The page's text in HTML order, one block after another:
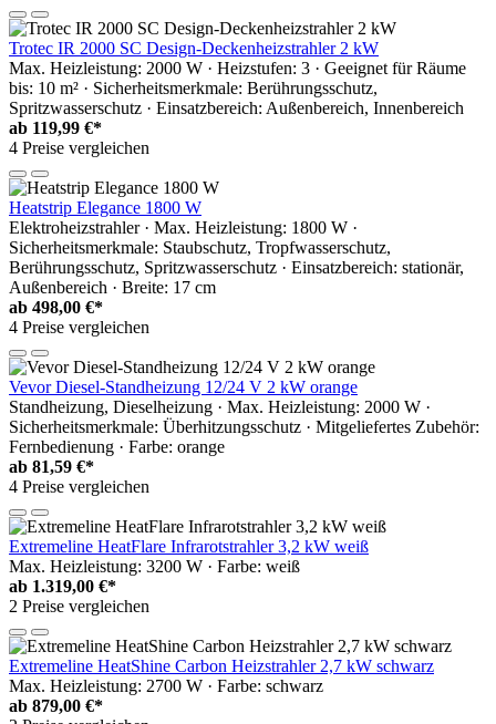
Trotec IR 2000 SC Design-Deckenheizstrahler 2 kW
Max. Heizleistung: 2000 W · Heizstufen: 3 · Geeignet für Räume
bis: 10 m² · Sicherheitsmerkmale: Berührungsschutz,
Spritzwasserschutz · Einsatzbereich: Außenbereich, Innenbereich
ab 119,99 €*
4 Preise vergleichen
Heatstrip Elegance 1800 W
Elektroheizstrahler · Max. Heizleistung: 1800 W ·
Sicherheitsmerkmale: Staubschutz, Tropfwasserschutz,
Berührungsschutz, Spritzwasserschutz · Einsatzbereich: stationär,
Außenbereich · Breite: 17 cm
ab 498,00 €*
4 Preise vergleichen
Vevor Diesel-Standheizung 12/24 V 2 kW orange
Standheizung, Dieselheizung · Max. Heizleistung: 2000 W ·
Sicherheitsmerkmale: Überhitzungsschutz · Mitgeliefertes Zubehör:
Fernbedienung · Farbe: orange
ab 81,59 €*
4 Preise vergleichen
Extremeline HeatFlare Infrarotstrahler 3,2 kW weiß
Max. Heizleistung: 3200 W · Farbe: weiß
ab 1.319,00 €*
2 Preise vergleichen
Extremeline HeatShine Carbon Heizstrahler 2,7 kW schwarz
Max. Heizleistung: 2700 W · Farbe: schwarz
ab 879,00 €*